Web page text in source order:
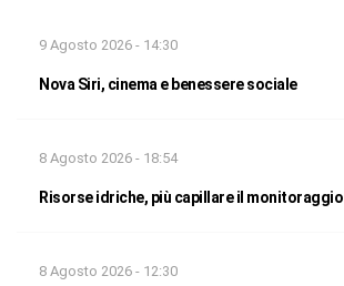
9 Agosto 2026 - 14:30
Nova Siri, cinema e benessere sociale
8 Agosto 2026 - 18:54
Risorse idriche, più capillare il monitoraggio
8 Agosto 2026 - 12:30